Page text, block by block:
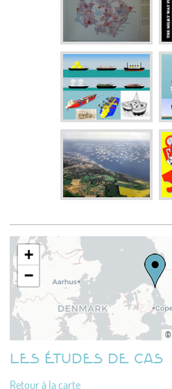
+
−
©
LES ÉTUDES DE CAS
Retour à la carte